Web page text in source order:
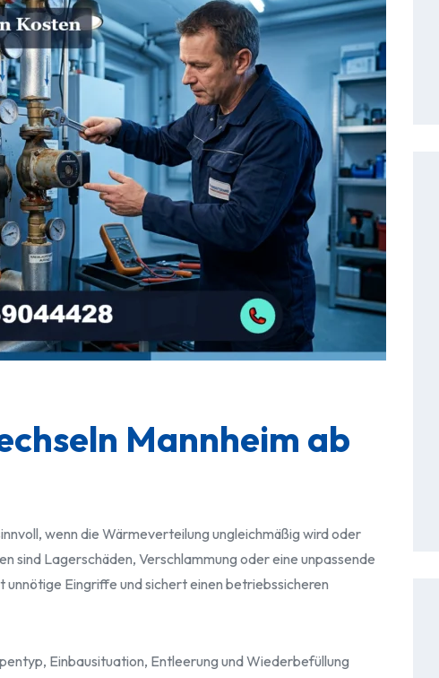
Mannheim ab
wenn die Wärmeverteilung ungleichmäßig wird oder
sind Lagerschäden, Verschlammung oder eine unpassende
unnötige Eingriffe und sichert einen betriebssicheren
Einbausituation, Entleerung und Wiederbefüllung